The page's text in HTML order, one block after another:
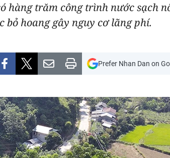
hàng trăm công trình nước sạch
bỏ hoang gây nguy cơ lãng phí.
Prefer Nhan Dan on